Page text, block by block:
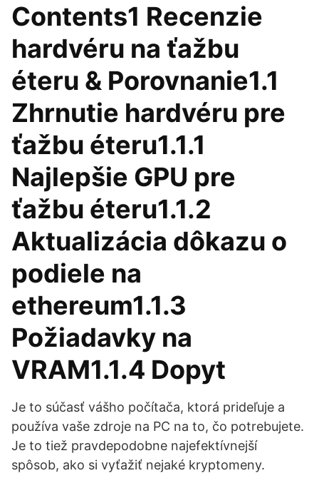
Contents1 Recenzie
hardvéru na ťažbu
éteru & Porovnanie1.1
Zhrnutie hardvéru pre
ťažbu éteru1.1.1
Najlepšie GPU pre
ťažbu éteru1.1.2
Aktualizácia dôkazu o
podiele na
ethereum1.1.3
Požiadavky na
VRAM1.1.4 Dopyt
Je to súčasť vášho počítača, ktorá prideľuje a
používa vaše zdroje na PC na to, čo potrebujete.
Je to tiež pravdepodobne najefektívnejší
spôsob, ako si vyťažiť nejaké kryptomeny.